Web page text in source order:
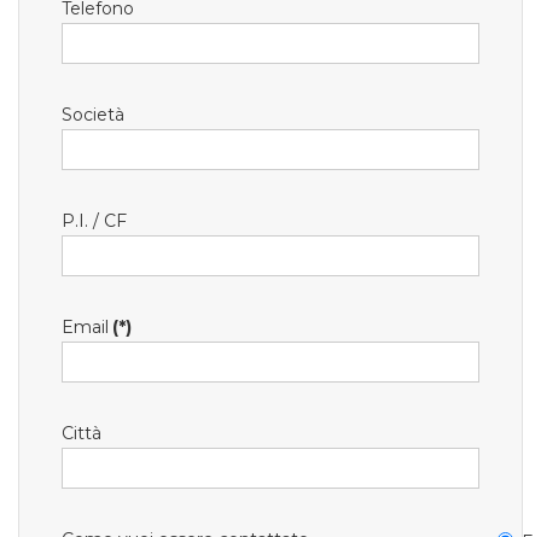
Telefono
Società
P.I. / CF
Email (*)
Città